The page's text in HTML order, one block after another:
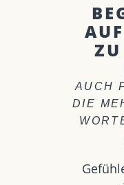
AUCH
DIE